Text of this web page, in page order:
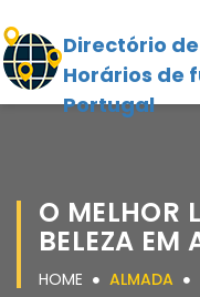
Directório de
Horários de
Portugal
O MELHOR
BELEZA EM
HOME ALMADA